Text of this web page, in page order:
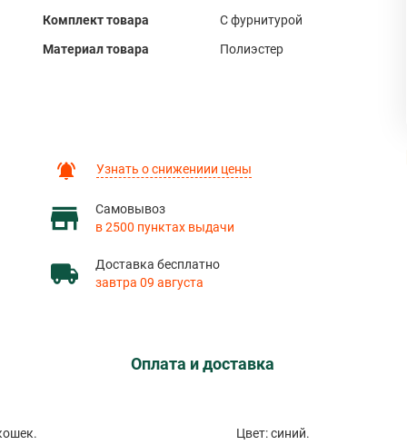
Комплект товара
С фурнитурой
Материал товара
Полиэстер
Узнать о снижениии цены
Самовывоз
в 2500 пунктах выдачи
Доставка бесплатно
завтра 09 августа
Оплата и доставка
Цвет: синий.